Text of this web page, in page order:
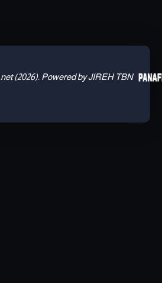
(2026). Powered by JIREH TBN